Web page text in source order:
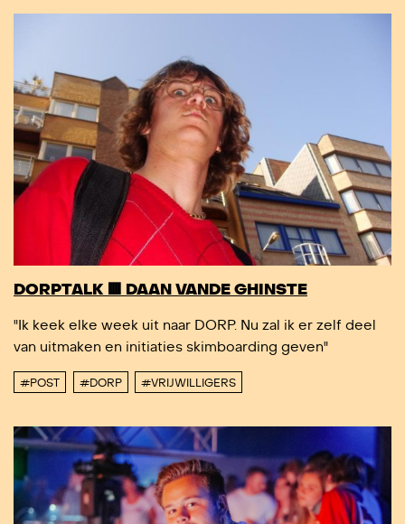
DORPTALK 🟥 DAAN VANDE GHINSTE
"Ik keek elke week uit naar DORP. Nu zal ik er zelf deel
van uitmaken en initiaties skimboarding geven"
#POST #DORP #VRIJWILLIGERS